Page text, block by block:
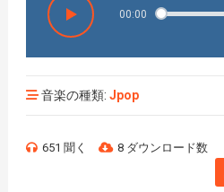
00:00
音楽の種類: Jpop
651 聞く 8 ダウンロード数